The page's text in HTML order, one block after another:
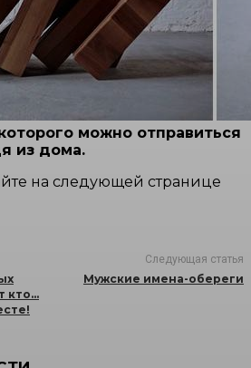
можно отправиться
из дома.
на следующей странице
кто…
Следующая статья
Мужские имена-обереги